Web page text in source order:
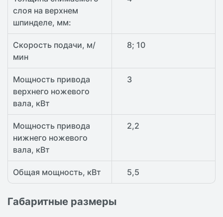
слоя на верхнем
шпинделе, мм:
Скорость подачи, м/
мин
8; 10
Мощность привода
верхнего ножевого
вала, кВт
3
Мощность привода
нижнего ножевого
вала, кВт
2,2
Общая мощность, кВт 5,5
Габаритные размеры